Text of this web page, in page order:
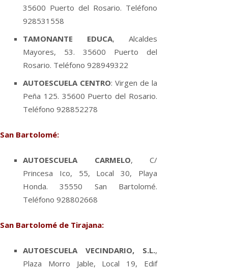
35600 Puerto del Rosario. Teléfono
928531558
TAMONANTE EDUCA, Alcaldes
Mayores, 53. 35600 Puerto del
Rosario. Teléfono 928949322
AUTOESCUELA CENTRO: Virgen de la
Peña 125. 35600 Puerto del Rosario.
Teléfono 928852278
San Bartolomé:
AUTOESCUELA CARMELO, C/
Princesa Ico, 55, Local 30, Playa
Honda. 35550 San Bartolomé.
Teléfono 928802668
San Bartolomé de Tirajana:
AUTOESCUELA VECINDARIO, S.L.,
Plaza Morro Jable, Local 19, Edif